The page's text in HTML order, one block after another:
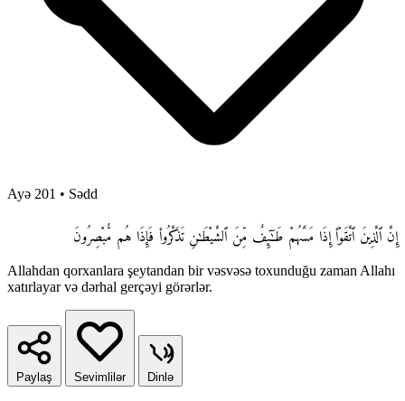
Ayə 201 • Sədd
إِنَّ ٱلَّذِينَ ٱتَّقَوْا۟ إِذَا مَسَّهُمْ طَـٰٓئِفٌ مِّنَ ٱلشَّيْطَـٰنِ تَذَكَّرُوا۟ فَإِذَا هُم مُّبْصِرُونَ
Allahdan qorxanlara şeytandan bir vəsvəsə toxunduğu zaman Allahı
xatırlayar və dərhal gerçəyi görərlər.
Paylaş Sevimlilər Dinlə